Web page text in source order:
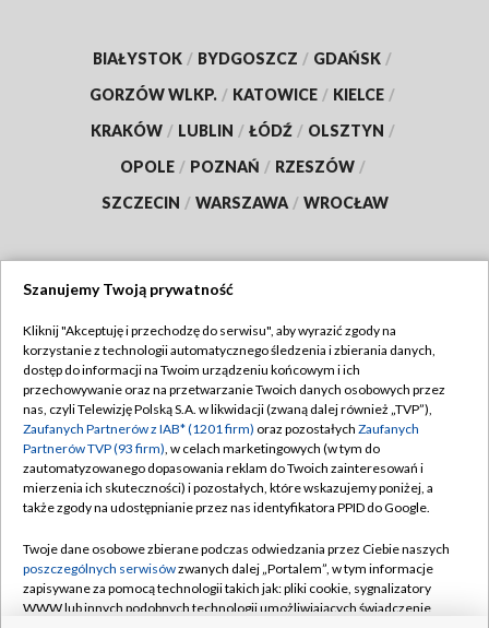
BIAŁYSTOK / BYDGOSZCZ / GDAŃSK /
GORZÓW WLKP. / KATOWICE / KIELCE /
KRAKÓW / LUBLIN / ŁÓDŹ / OLSZTYN /
OPOLE / POZNAŃ / RZESZÓW /
SZCZECIN / WARSZAWA / WROCŁAW
TVP
Abonament TVP
Emisja w TVP
Centrum informacji TVP
Naziemna Telewizja Cyfrowa
Rada Programowa
System NOS
Regulamin TVP
Polityka prywatności
Moje zgody
Pomoc
Kontakt
Szanujemy Twoją prywatność
Kliknij "Akceptuję i przechodzę do serwisu", aby wyrazić zgody na
korzystanie z technologii automatycznego śledzenia i zbierania danych,
dostęp do informacji na Twoim urządzeniu końcowym i ich
przechowywanie oraz na przetwarzanie Twoich danych osobowych przez
nas, czyli Telewizję Polską S.A. w likwidacji (zwaną dalej również „TVP”),
Zaufanych Partnerów z IAB* (1201 firm) oraz pozostałych Zaufanych
Partnerów TVP (93 firm), w celach marketingowych (w tym do
zautomatyzowanego dopasowania reklam do Twoich zainteresowań i
mierzenia ich skuteczności) i pozostałych, które wskazujemy poniżej, a
także zgody na udostępnianie przez nas identyfikatora PPID do Google.
Twoje dane osobowe zbierane podczas odwiedzania przez Ciebie naszych
poszczególnych serwisówzwanych dalej „Portalem”, w tym informacje
zapisywane za pomocą technologii takich jak: pliki cookie, sygnalizatory
WWW lub innych podobnych technologii umożliwiających świadczenie